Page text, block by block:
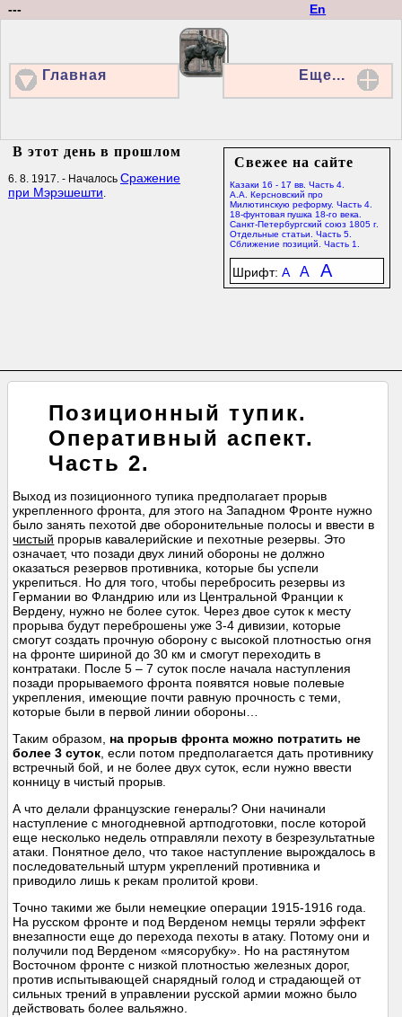
En
---
Главная Еще...
Свежее на сайте
Казаки 16 - 17 вв. Часть 4.
А.А. Керсновский про
Милютинскую реформу. Часть 4.
18-фунтовая пушка 18-го века.
Санкт-Петербургский союз 1805 г.
Отдельные статьи. Часть 5.
Сближение позиций. Часть 1.
Шрифт: A A A
В этот день в прошлом
6. 8. 1917. - Началось Сражение
при Мэрэшешти.
Позиционный тупик.
Оперативный аспект.
Часть 2.
Выход из позиционного тупика предполагает прорыв
укрепленного фронта, для этого на Западном Фронте нужно
было занять пехотой две оборонительные полосы и ввести в
чистый прорыв кавалерийские и пехотные резервы. Это
означает, что позади двух линий обороны не должно
оказаться резервов противника, которые бы успели
укрепиться. Но для того, чтобы перебросить резервы из
Германии во Фландрию или из Центральной Франции к
Вердену, нужно не более суток. Через двое суток к месту
прорыва будут переброшены уже 3-4 дивизии, которые
смогут создать прочную оборону с высокой плотностью огня
на фронте шириной до 30 км и смогут переходить в
контратаки. После 5 – 7 суток после начала наступления
позади прорываемого фронта появятся новые полевые
укрепления, имеющие почти равную прочность с теми,
которые были в первой линии обороны…
Таким образом, на прорыв фронта можно потратить не
более 3 суток , если потом предполагается дать противнику
встречный бой, и не более двух суток, если нужно ввести
конницу в чистый прорыв.
А что делали французские генералы? Они начинали
наступление с многодневной артподготовки, после которой
еще несколько недель отправляли пехоту в безрезультатные
атаки. Понятное дело, что такое наступление вырождалось в
последовательный штурм укреплений противника и
приводило лишь к рекам пролитой крови.
Точно такими же были немецкие операции 1915-1916 года.
На русском фронте и под Верденом немцы теряли эффект
внезапности еще до перехода пехоты в атаку. Потому они и
получили под Верденом «мясорубку». Но на растянутом
Восточном фронте с низкой плотностью железных дорог,
против испытывающей снарядный голод и страдающей от
сильных трений в управлении русской армии можно было
действовать более вальяжно.